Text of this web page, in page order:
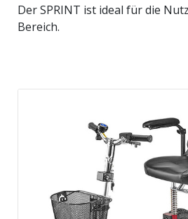
Der SPRINT ist ideal für die
Bereich.